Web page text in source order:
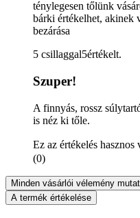
ténylegesen tőlünk
bárki értékelhet, akinek
bezárása
5 csillaggal5értékelt.
Szuper!
A finnyás, rossz
is néz ki tőle.
Ez az értékelés hasznos
(0)
Minden vásárlói vélemény
A termék értékelése